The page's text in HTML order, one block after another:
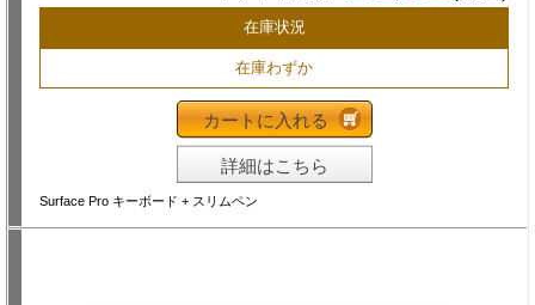
在庫状況
在庫わずか
カートに入れる
詳細はこちら
Surface Pro キーボード + スリムペン